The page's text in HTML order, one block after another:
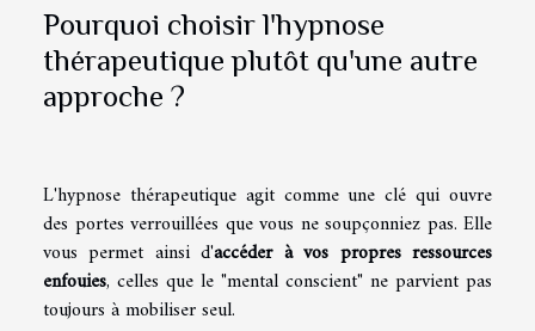
Pourquoi choisir l'hypnose
thérapeutique plutôt qu'une autre
approche ?
L'hypnose thérapeutique agit comme une clé qui ouvre
des portes verrouillées que vous ne soupçonniez pas. Elle
vous permet ainsi d'accéder à vos propres ressources
enfouies, celles que le "mental conscient" ne parvient pas
toujours à mobiliser seul.